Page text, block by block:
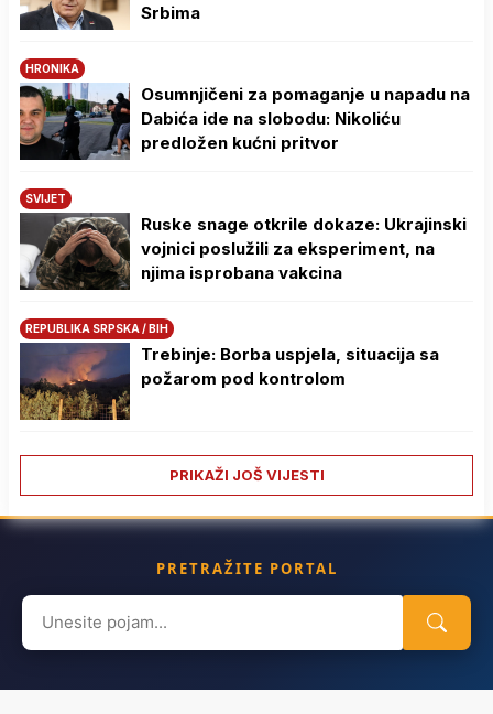
Srbima
HRONIKA
Osumnjičeni za pomaganje u napadu na
Dabića ide na slobodu: Nikoliću
predložen kućni pritvor
SVIJET
Ruske snage otkrile dokaze: Ukrajinski
vojnici poslužili za eksperiment, na
njima isprobana vakcina
REPUBLIKA SRPSKA / BIH
Trebinje: Borba uspjela, situacija sa
požarom pod kontrolom
PRIKAŽI JOŠ VIJESTI
PRETRAŽITE PORTAL
Search
for: